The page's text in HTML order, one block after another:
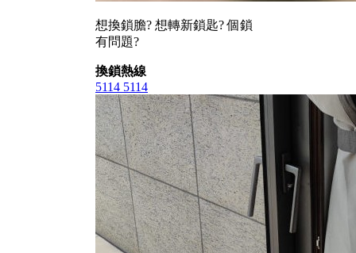
想換鎖膽? 想轉新鎖匙? 個鎖
有問題?
換鎖熱線
5114 5114